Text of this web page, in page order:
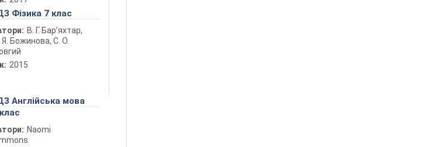
Фізика 7 клас
В. Г. Бар’яхтар,
Божинова, С. О.
2015
Англійська мова
Naomi